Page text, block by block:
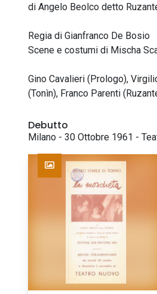
di Angelo Beolco detto
Regia di Gianfranco De Bosio
Scene e costumi di Mischa
Gino Cavalieri (Prologo),
(Tonìn), Franco Parenti
Debutto
Milano - 30 Ottobre 1961 -